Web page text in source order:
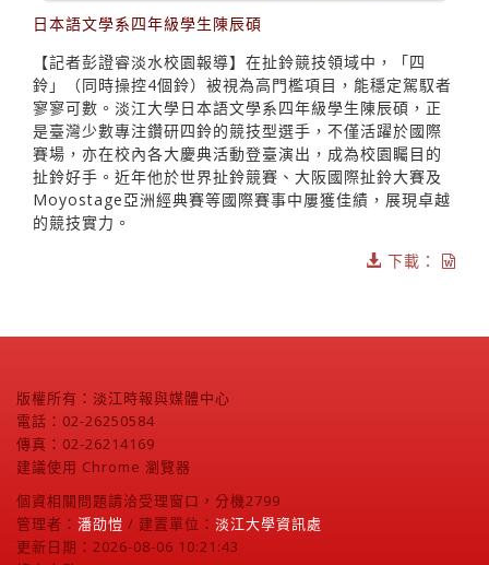
日本語文學系四年級學生陳辰碩
【記者彭證睿淡水校園報導】在扯鈴競技領域中，「四
鈴」（同時操控4個鈴）被視為高門檻項目，能穩定駕馭者
寥寥可數。淡江大學日本語文學系四年級學生陳辰碩，正
是臺灣少數專注鑽研四鈴的競技型選手，不僅活躍於國際
賽場，亦在校內各大慶典活動登臺演出，成為校園矚目的
扯鈴好手。近年他於世界扯鈴競賽、大阪國際扯鈴大賽及
Moyostage亞洲經典賽等國際賽事中屢獲佳績，展現卓越
的競技實力。
下載：
版權所有：淡江時報與媒體中心
電話：02-26250584
傳真：02-26214169
建議使用 Chrome 瀏覽器
個資相關問題請洽受理窗口，分機2799
管理者： 潘劭愷 / 建置單位： 淡江大學資訊處
更新日期：2026-08-06 10:21:43